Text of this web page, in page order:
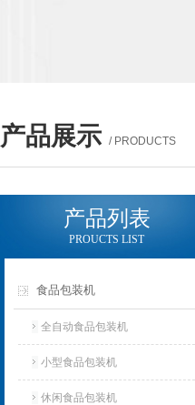
产品展示 / PRODUCTS
产品列表
PROUCTS LIST
食品包装机
全自动食品包装机
小型食品包装机
休闲食品包装机